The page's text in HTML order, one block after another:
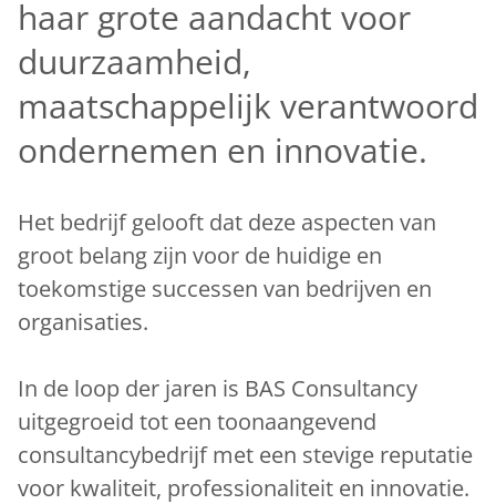
haar grote aandacht voor
duurzaamheid,
maatschappelijk verantwoord
ondernemen en innovatie.
Het bedrijf gelooft dat deze aspecten van
groot belang zijn voor de huidige en
toekomstige successen van bedrijven en
organisaties.
In de loop der jaren is BAS Consultancy
uitgegroeid tot een toonaangevend
consultancybedrijf met een stevige reputatie
voor kwaliteit, professionaliteit en innovatie.